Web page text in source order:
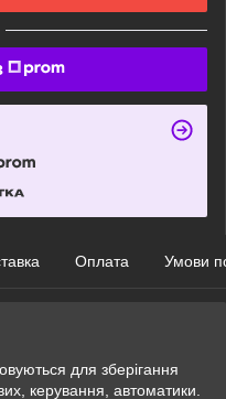
Оплата Умови
для зберігання
керування, автоматики.